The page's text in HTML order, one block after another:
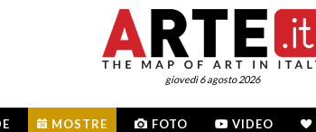
giovedì 6 agosto 2026
MOSTRE FOTO VIDEO